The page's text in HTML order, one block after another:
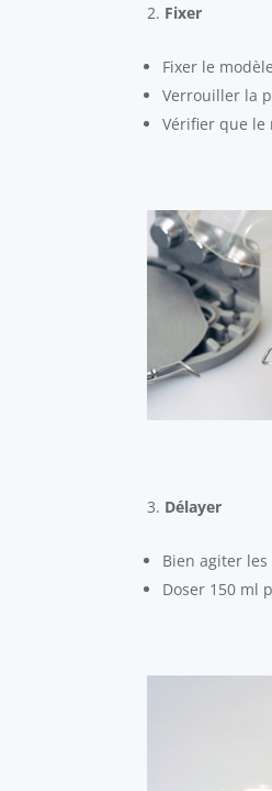
Fixer
Fixer le
Verrouiller la
Vérifier que le
Délayer
Bien agiter
Doser 150 ml